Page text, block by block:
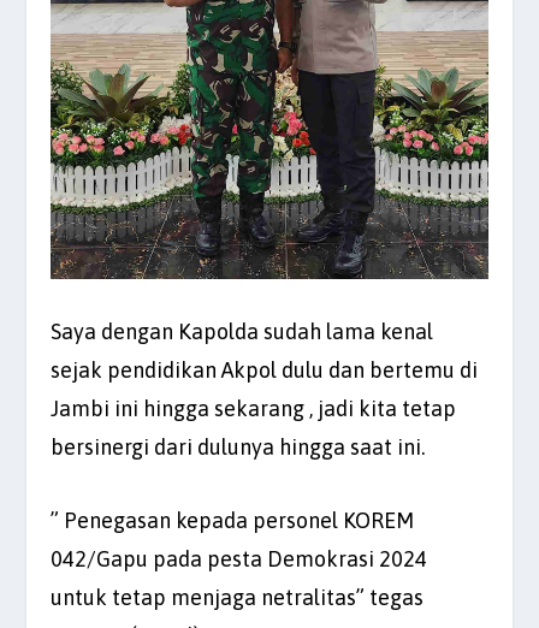
Saya dengan Kapolda sudah lama kenal
sejak pendidikan Akpol dulu dan bertemu di
Jambi ini hingga sekarang , jadi kita tetap
bersinergi dari dulunya hingga saat ini.
” Penegasan kepada personel KOREM
042/Gapu pada pesta Demokrasi 2024
untuk tetap menjaga netralitas” tegas